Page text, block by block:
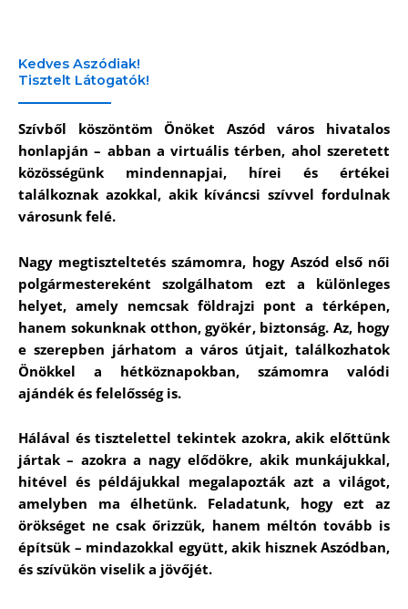
Kedves Aszódiak!
Tisztelt Látogatók!
Szívből köszöntöm Önöket Aszód város hivatalos
honlapján – abban a virtuális térben, ahol szeretett
közösségünk mindennapjai, hírei és értékei
találkoznak azokkal, akik kíváncsi szívvel fordulnak
városunk felé.
Nagy megtiszteltetés számomra, hogy Aszód első női
polgármestereként szolgálhatom ezt a különleges
helyet, amely nemcsak földrajzi pont a térképen,
hanem sokunknak otthon, gyökér, biztonság. Az, hogy
e szerepben járhatom a város útjait, találkozhatok
Önökkel a hétköznapokban, számomra valódi
ajándék és felelősség is.
Hálával és tisztelettel tekintek azokra, akik előttünk
jártak – azokra a nagy elődökre, akik munkájukkal,
hitével és példájukkal megalapozták azt a világot,
amelyben ma élhetünk. Feladatunk, hogy ezt az
örökséget ne csak őrizzük, hanem méltón tovább is
építsük – mindazokkal együtt, akik hisznek Aszódban,
és szívükön viselik a jövőjét.